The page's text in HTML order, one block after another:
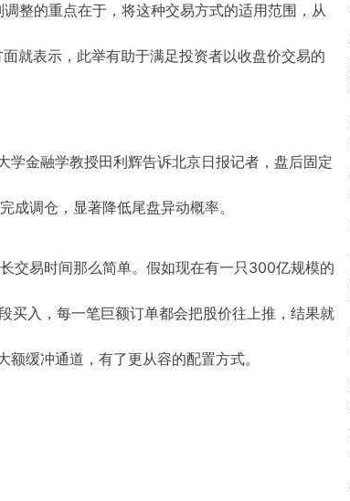
整的重点在于，将这种交易方式的适用范围，从
就表示，此举有助于满足投资者以收盘价交易的
学金融学教授田利辉告诉北京日报记者，盘后固定
成调仓，显著降低尾盘异动概率。
交易时间那么简单。假如现在有一只300亿规模的
买入，每一笔巨额订单都会把股价往上推，结果就
缓冲通道，有了更从容的配置方式。